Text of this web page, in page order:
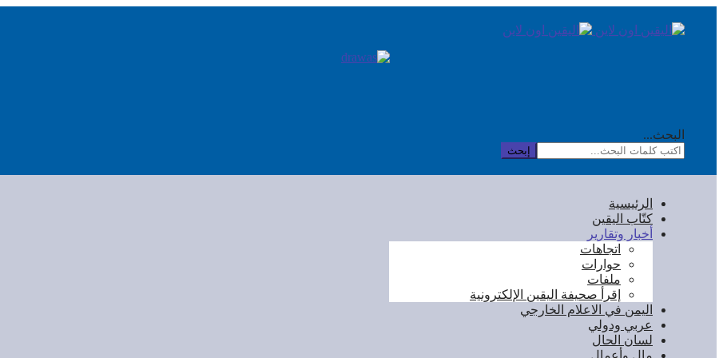
البحث...
إبحث
الرئيسية
كتّاب اليقين
أخبار وتقارير
اتجاهات
حوارات
ملفات
إقرأ صحيفة اليقين الإلكترونية
اليمن في الاعلام الخارجي
عربي ودولي
لسان الحال
مال وأعمال